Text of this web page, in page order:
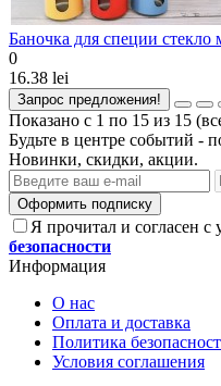
Баночка для специи стекло
0
16.38 lei
Запрос предложения!
Показано с 1 по 15 из 15
Будьте в центре событий -
Новинки, скидки, акции.
Оформить подписку
Я прочитал и согласен с
безопасности
Информация
О нас
Оплата и доставка
Политика
Условия соглашения